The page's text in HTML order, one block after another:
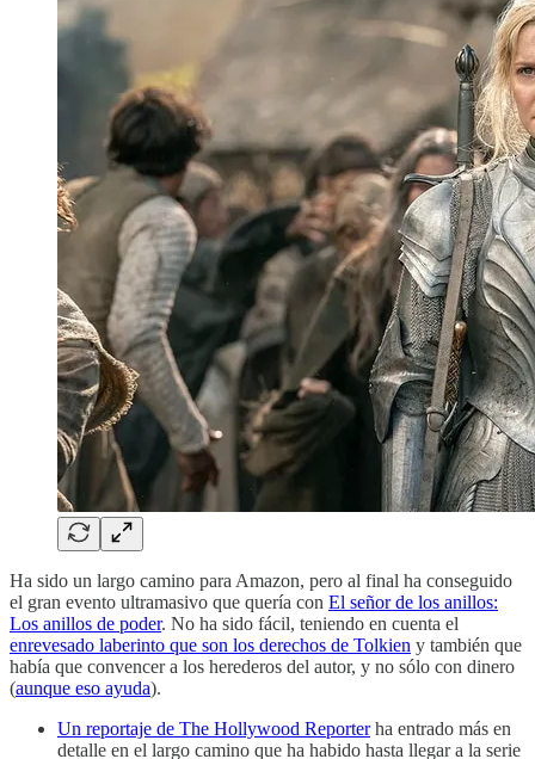
Ha sido un largo camino para Amazon, pero al final ha conseguido
el gran evento ultramasivo que quería con El señor de los anillos:
Los anillos de poder. No ha sido fácil, teniendo en cuenta el
enrevesado laberinto que son los derechos de Tolkien y también que
había que convencer a los herederos del autor, y no sólo con dinero
(aunque eso ayuda).
Un reportaje de The Hollywood Reporterha entrado más en
detalle en el largo camino que ha habido hasta llegar a la serie